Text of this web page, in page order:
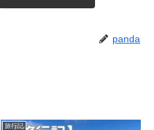
panda
旅行記